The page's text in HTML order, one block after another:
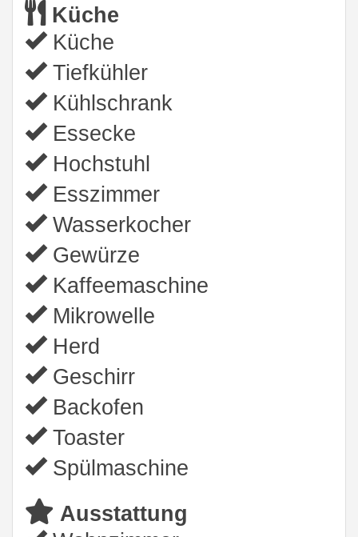
Küche
Küche
Tiefkühler
Kühlschrank
Essecke
Hochstuhl
Esszimmer
Wasserkocher
Gewürze
Kaffeemaschine
Mikrowelle
Herd
Geschirr
Backofen
Toaster
Spülmaschine
Ausstattung